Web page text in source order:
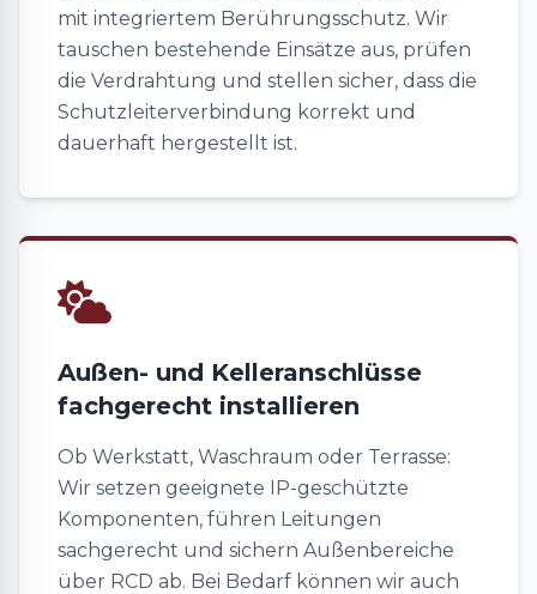
mit integriertem Berührungsschutz. Wir
tauschen bestehende Einsätze aus, prüfen
die Verdrahtung und stellen sicher, dass die
Schutzleiterverbindung korrekt und
dauerhaft hergestellt ist.
Außen- und Kelleranschlüsse
fachgerecht installieren
Ob Werkstatt, Waschraum oder Terrasse:
Wir setzen geeignete IP-geschützte
Komponenten, führen Leitungen
sachgerecht und sichern Außenbereiche
über RCD ab. Bei Bedarf können wir auch